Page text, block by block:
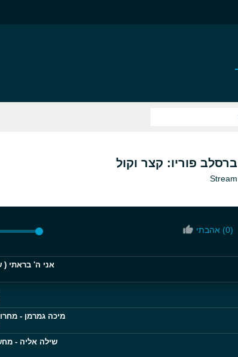
ברסלב פוריו: קצר וקול
Stream
אהבתי (0)
אני ה' בראתי
מיכה גמרמן -
שילה אליה -